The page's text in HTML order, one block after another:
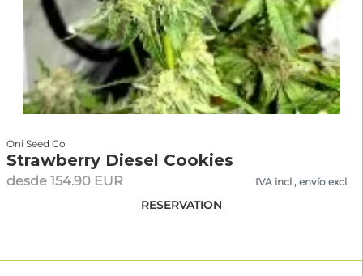
Oni Seed Co
Strawberry Diesel Cookies
desde 154.90 EUR IVA incl., envío excl.
RESERVATION